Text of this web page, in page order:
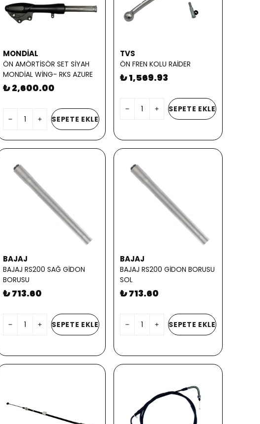
MONDİAL
ÖN AMÖRTİSÖR SET SİYAH
MONDİAL WİNG- RKS AZURE
₺ 2,600.00
SEPETE EKLE
TVS
ÖN FREN KOLU RAİDER
₺ 1,569.93
SEPETE EKLE
BAJAJ
BAJAJ RS200 SAĞ GİDON
BORUSU
₺ 713.60
SEPETE EKLE
BAJAJ
BAJAJ RS200 GİDON BORUSU
SOL
₺ 713.60
SEPETE EKLE